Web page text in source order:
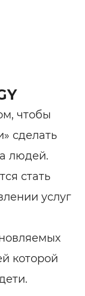
чтобы
сделать
людей.
стать
услуг
которой